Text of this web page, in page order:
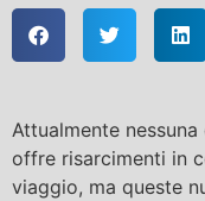
Attualmente
offre risarcimenti in
viaggio, ma queste